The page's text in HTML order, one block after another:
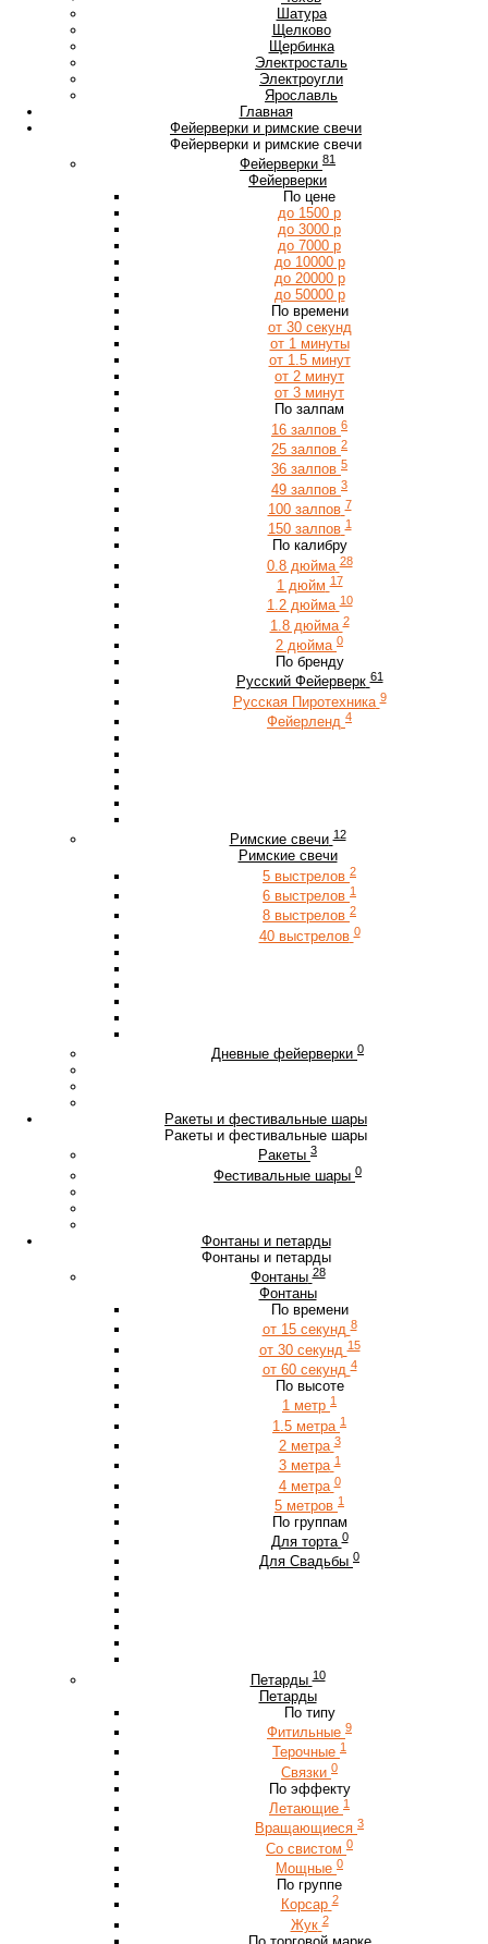
Шатура
Щелково
Щербинка
Электросталь
Электроугли
Ярославль
Главная
Фейерверки и римские свечи
Фейерверки и римские свечи
Фейерверки 81
Фейерверки
По цене
до 1500 р
до 3000 р
до 7000 р
до 10000 р
до 20000 р
до 50000 р
По времени
от 30 секунд
от 1 минуты
от 1.5 минут
от 2 минут
от 3 минут
По залпам
16 залпов 6
25 залпов 2
36 залпов 5
49 залпов 3
100 залпов 7
150 залпов 1
По калибру
0.8 дюйма 28
1 дюйм 17
1.2 дюйма 10
1.8 дюйма 2
2 дюйма 0
По бренду
Русский Фейерверк 61
Русская Пиротехника 9
Фейерленд 4
Римские свечи 12
Римские свечи
5 выстрелов 2
6 выстрелов 1
8 выстрелов 2
40 выстрелов 0
Дневные фейерверки 0
Ракеты и фестивальные шары
Ракеты и фестивальные шары
Ракеты 3
Фестивальные шары 0
Фонтаны и петарды
Фонтаны и петарды
Фонтаны 28
Фонтаны
По времени
от 15 секунд 8
от 30 секунд 15
от 60 секунд 4
По высоте
1 метр 1
1.5 метра 1
2 метра 3
3 метра 1
4 метра 0
5 метров 1
По группам
Для торта 0
Для Свадьбы 0
Петарды 10
Петарды
По типу
Фитильные 9
Терочные 1
Связки 0
По эффекту
Летающие 1
Вращающиеся 3
Со свистом 0
Мощные 0
По группе
Корсар 2
Жук 2